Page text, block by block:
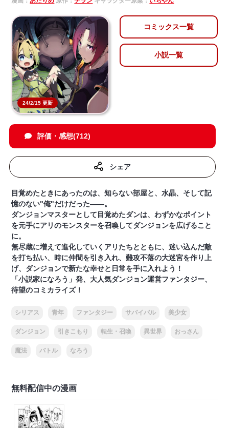
24/2/15 更新
コミックス一覧
小説一覧
評価・感想(712)
シェア
目覚めたときにあったのは、知らない部屋と、水晶、そして記
憶のない"俺"だけだった——。
ダンジョンマスターとして目覚めたダンは、わずかなポイント
を元手にアリのモンスターを召喚してダンジョンを広げること
に。
無尽蔵に増えて進化していくアリたちとともに、迷い込んだ敵
を打ち払い、時に仲間を引き入れ、難攻不落の大迷宮を作り上
げ、ダンジョンで新たな幸せと日常を手に入れよう！
「小説家になろう」発、大人気ダンジョン運営ファンタジー、
待望のコミカライズ！
シリアス 青年 ファンタジー サバイバル 美少女
ダンジョン 引きこもり 転生・召喚 異世界 おっさん
魔法 バトル なろう
無料配信中の漫画